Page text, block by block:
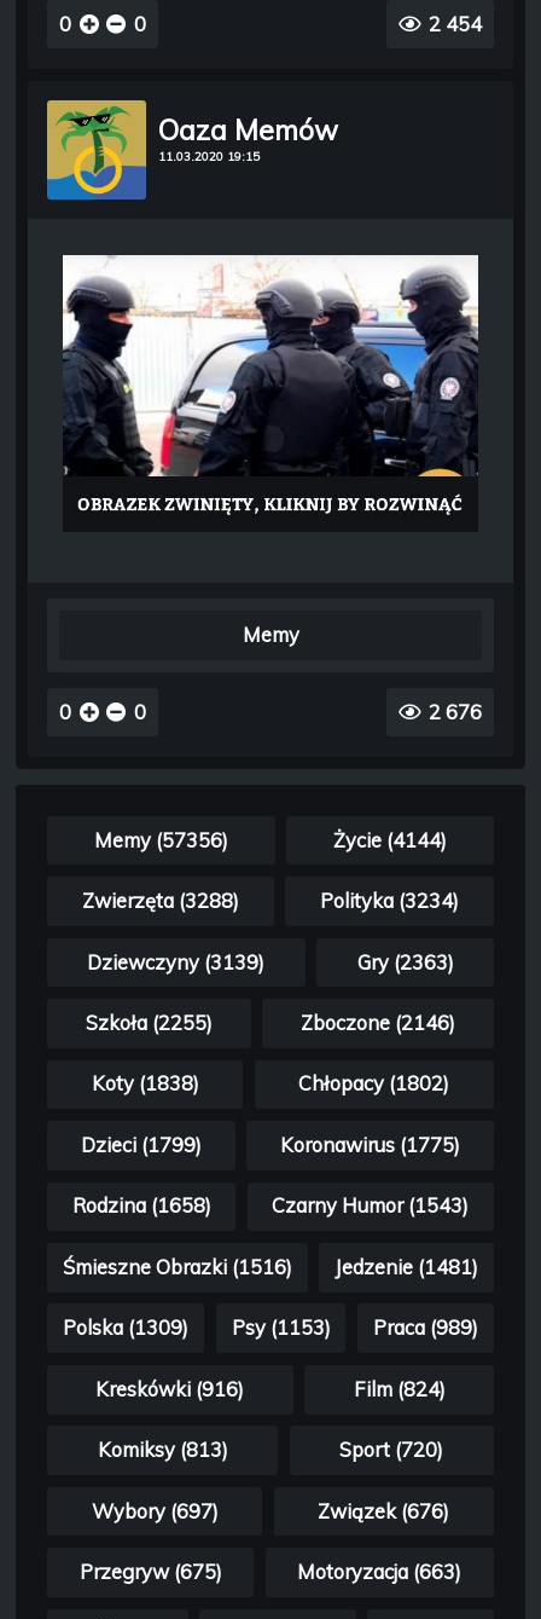
0 0 2 454
Oaza Memów
11.03.2020 19:15
Memy
0 0 2 676
Memy (57356) Życie (4144)
Zwierzęta (3288) Polityka (3234)
Dziewczyny (3139) Gry (2363)
Szkoła (2255) Zboczone (2146)
Koty (1838) Chłopacy (1802)
Dzieci (1799) Koronawirus (1775)
Rodzina (1658) Czarny Humor (1543)
Śmieszne Obrazki (1516) Jedzenie (1481)
Polska (1309) Psy (1153) Praca (989)
Kreskówki (916) Film (824)
Komiksy (813) Sport (720)
Wybory (697) Związek (676)
Przegryw (675) Motoryzacja (663)